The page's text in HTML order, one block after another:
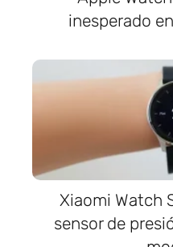
inesperado
Xiaomi Watch
sensor de